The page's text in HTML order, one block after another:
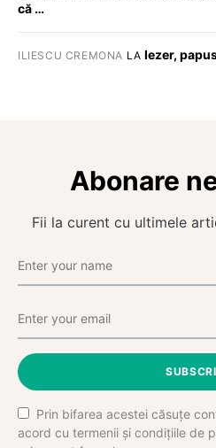
că …
ILIESCU CREMONA LA Iezer,
Abonare
Fii la curent cu ultimele
Prin bifarea acestei căsuțe
acord cu termenii și condițiile de